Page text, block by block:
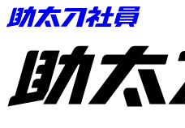
助太刀ID